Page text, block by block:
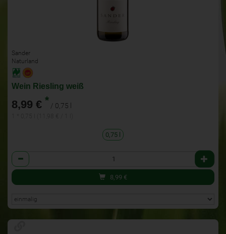
Sander
Naturland
Wein Riesling weiß
8,99 € * / 0,75 l
0,75 l
Anzahl
8,99 €